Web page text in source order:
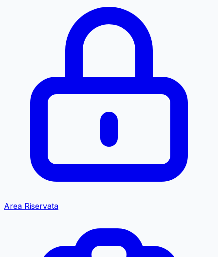
Area Riservata